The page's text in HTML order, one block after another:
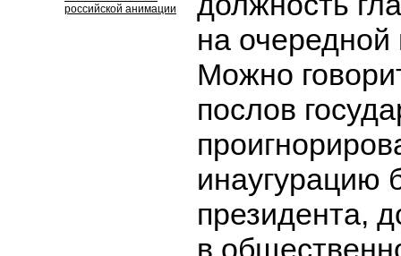
российской анимации
на очередной
Можно
послов
инаугурацию
президента,
в